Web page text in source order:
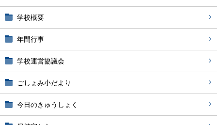
学校概要
年間行事
学校運営協議会
ごしょみ小だより
今日のきゅうしょく